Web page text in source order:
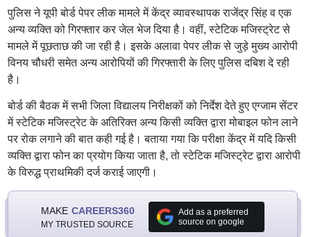
पुलिस ने यूपी बोर्ड पेपर लीक मामले में केंद्र व्यावस्थापक राजेंद्र सिंह व एक
अन्य व्यक्ति को गिरफ्तार कर जेल भेज दिया है। वहीं, स्टेटिक मजिस्ट्रेट से
मामले में पूछताछ की जा रही है। इसके अलावा पेपर लीक से जुड़े मुख्य आरोपी
विनय चौधरी समेत अन्य आरोपियों की गिरफ्तारी के लिए पुलिस दबिश दे रही
है।
बोर्ड की बैठक में सभी जिला विद्यालय निरीक्षकों को निर्देश देते हुए एग्जाम सेंटर
में स्टेटिक मजिस्ट्रेट के अतिरिक्त अन्य किसी व्यक्ति द्वारा मोबाइल फोन लाने
पर रोक लगाने की बात कही गई है। बताया गया कि परीक्षा केंद्र में यदि किसी
व्यक्ति द्वारा फोन का प्रयोग किया जाता है, तो स्टेटिक मजिस्ट्रेट द्वारा आरोपी
के विरुद्ध प्राथमिकी दर्ज कराई जाएगी।
MAKE CAREERS360
MY TRUSTED SOURCE
Add as a preferred
source on google